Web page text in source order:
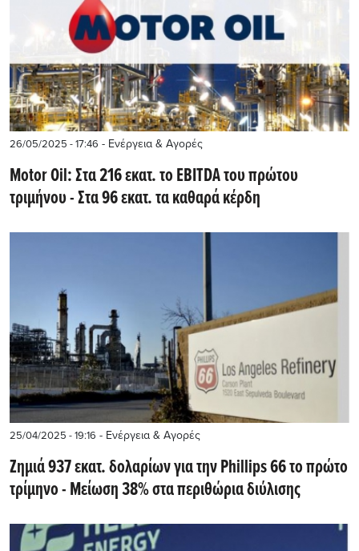
26/05/2025 - 17:46 - Ενέργεια & Αγορές
Motor Oil: Στα 216 εκατ. το EBITDA του πρώτου
τριμήνου - Στα 96 εκατ. τα καθαρά κέρδη
25/04/2025 - 19:16 - Ενέργεια & Αγορές
Ζημιά 937 εκατ. δολαρίων για την Phillips 66 το πρώτο
τρίμηνο - Μείωση 38% στα περιθώρια διύλισης